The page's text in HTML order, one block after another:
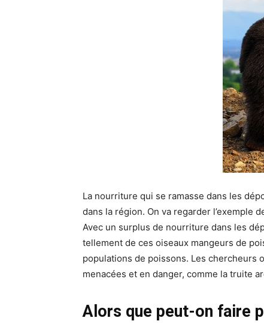
La nourriture qui se ramasse dans les
dans la région. On va regarder l’exemple
Avec un surplus de nourriture dans les
tellement de ces oiseaux mangeurs de
populations de poissons. Les chercheurs
menacées et en danger, comme la truite
Alors que peut-on faire